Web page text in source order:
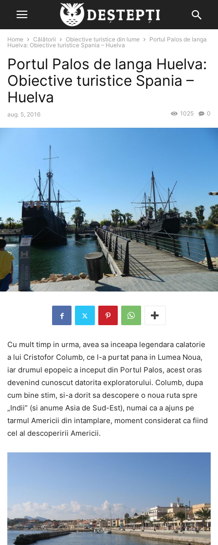
Home Călătorii Obiective turistice din lume
Portul Palos de langa
Huelva: Obiective turistice Spania – Huelva
Portul Palos de langa Huelva:
Obiective turistice Spania –
Huelva
aug. 5, 2016 0
1025
Cu mult timp in urma, avea sa inceapa legendara calatorie
a lui Cristofor Columb, ce l-a purtat pana in Lumea Noua,
iar drumul epopeic a inceput din Portul Palos, acest oras
devenind cunoscut datorita exploratorului. Columb, dupa
cum bine stim, si-a dorit sa descopere o noua ruta spre
„Indii” (si anume Asia de Sud-Est), numai ca a ajuns pe
tarmul Americii din intamplare, moment considerat ca fiind
cel al descoperirii Americii.